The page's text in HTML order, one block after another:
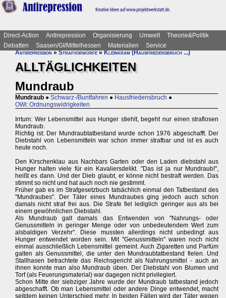
Direct-Action Antirepression Organisierung Umwelt
Theorie&Politik
Debatten
Saasen/GI/Mittelhessen Materialien
Service
Antirepression»Strafvorwürfe»Kleinkram (Hausfriedensbruch ...)
ALLTÄGLICHKEITEN
Mundraub
Mundraub ● Schwarz-/Buntfahren ● Hausfriedensbruch ●
OWi: Ordnungswidrigkeiten
Irrtum: Wer Lebensmittel aus Hunger stiehlt, begeht nur einen straflosen
Mundraub.
Richtig ist: Der Mundraubtatbestand wurde schon 1976 abgeschafft. Der
Diebstahl von Lebensmitteln war schon immer strafbar und ist es auch
heute noch.
Den Kirschenklau aus Nachbars Garten oder den Laden diebstahl aus
Hunger halten viele für ein Kavaliersdelikt. "Das ist ja nur Mundraub!",
heißt es dann. Und der Dieb glaubt, er könne nicht bestraft werden. Das
stimmt so nicht und hat auch noch nie gestimmt.
Früher gab es im Strafgesetzbuch tatsächlich einmal den Tatbestand des
"Mundraubes". Der Täter eines Mundraubes ging jedoch auch schon
damals nicht straf frei aus. Die Strafe fiel lediglich geringer aus als bei
einem gewöhnlichen Diebstahl.
Als Mundraub galt damals das Entwenden von "Nahrungs- oder
Genussmitteln in geringer Menge oder von unbedeutendem Wert zum
alsbaldigen Verzehr". Diese mussten allerdings nicht unbedingt aus
Hunger entwendet worden sein. Mit "Genussmitteln" waren noch nicht
einmal ausschließlich Lebensmittel gemeint. Auch Zigaretten und Parfüm
galten als Genussmittel, die unter den Mundraubtatbestand fielen. Und
Stallhasen betrachtete das Reichsgericht als Nahrungsmittel - auch an
ihnen konnte man also Mundraub üben. Der Diebstahl von Blumen und
Torf (als Feuerungsmaterial) war dagegen nicht privilegiert.
Schon Mitte der siebziger Jahre wurde der Mundraub tatbestand jedoch
abgeschafft. Ob man Lebensmittel oder andere Dinge entwendet, macht
seitdem keinen Unterschied mehr. ln beiden Fällen wird der Täter wegen